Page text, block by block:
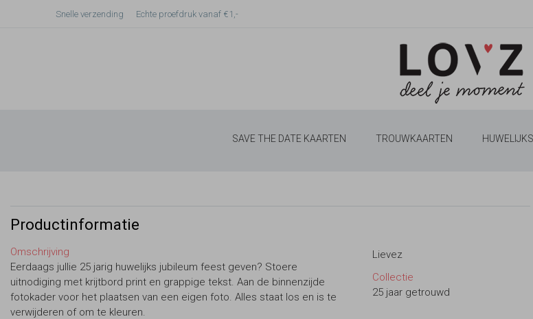
Snelle verzending Echte proefdruk vanaf €1,-
SAVE THE DATE KAARTEN TROUWKAARTEN
Productinformatie
Omschrijving
Eerdaags jullie 25 jarig huwelijks jubileum feest geven? Stoere
uitnodiging met krijtbord print en grappige tekst. Aan de binnenzijde
fotokader voor het plaatsen van een eigen foto. Alles staat los en is te
verwijderen of om te kleuren.
Lievez
Collectie
25 jaar getrouwd